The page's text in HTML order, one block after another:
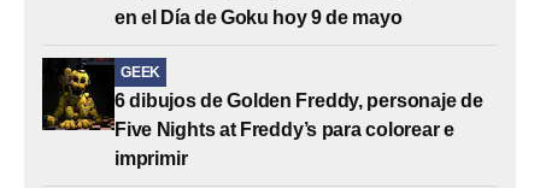
en el Día de Goku hoy 9 de mayo
GEEK
6 dibujos de Golden Freddy, personaje de
Five Nights at Freddy’s para colorear e
imprimir